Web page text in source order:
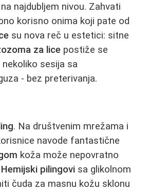
najdubljem nivou. Zahvati
korisno onima koji pate od
su nova reč u estetici: sitne
za lice postiže se
sesija sa
- bez preterivanja.
. Na društvenim mrežama i
navode fantastične
koža može nepovratno
Hemijski pilingovi sa glikolnom
čuda za masnu kožu sklonu